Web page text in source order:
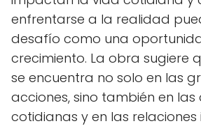
enfrentarse a la realidad
desafío como una
crecimiento. La obra sugiere
se encuentra no solo en las
acciones, sino también en las
cotidianas y en las